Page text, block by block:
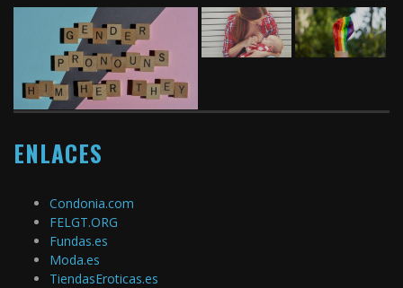
ENLACES
Condonia.com
FELGT.ORG
Fundas.es
Moda.es
TiendasEroticas.es